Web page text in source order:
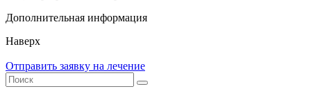
Дополнительная информация
Наверх
Отправить заявку на лечение